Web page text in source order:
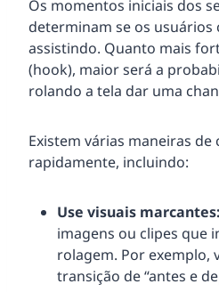
Os momentos iniciais dos
determinam se os usuários
assistindo. Quanto mais
(hook), maior será a
rolando a tela dar uma
Existem várias maneiras
rapidamente, incluindo:
Use visuais marcantes:
imagens ou clipes que
rolagem. Por exemplo,
transição de “antes e